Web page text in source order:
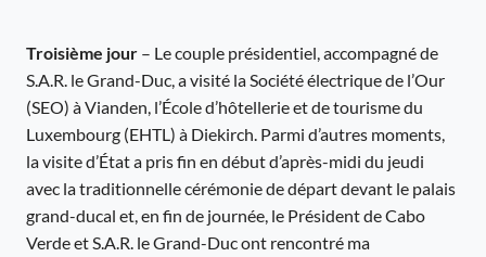
Troisième jour – Le couple présidentiel, accompagné de
S.A.R. le Grand-Duc, a visité la Société électrique de l’Our
(SEO) à Vianden, l’École d’hôtellerie et de tourisme du
Luxembourg (EHTL) à Diekirch. Parmi d’autres moments,
la visite d’État a pris fin en début d’après-midi du jeudi
avec la traditionnelle cérémonie de départ devant le palais
grand-ducal et, en fin de journée, le Président de Cabo
Verde et S.A.R. le Grand-Duc ont rencontré ma